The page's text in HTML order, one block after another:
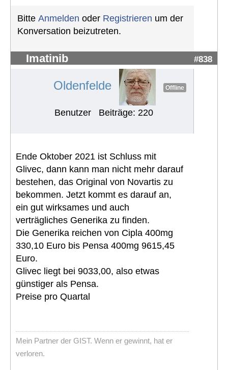
Bitte Anmelden oder Registrieren um der
Konversation beizutreten.
Imatinib #838
Oldenfelde Offline
Benutzer Beiträge: 220
Ende Oktober 2021 ist Schluss mit
Glivec, dann kann man nicht mehr darauf
bestehen, das Original von Novartis zu
bekommen. Jetzt kommt es darauf an,
ein gut wirksames und auch
verträgliches Generika zu finden.
Die Generika reichen von Cipla 400mg
330,10 Euro bis Pensa 400mg 9615,45
Euro.
Glivec liegt bei 9033,00, also etwas
günstiger als Pensa.
Preise pro Quartal
Mein Partner der GIST. Wenn er gewinnt, hat er
verloren.